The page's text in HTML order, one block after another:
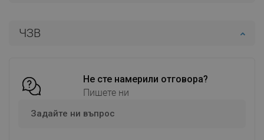
ЧЗВ
Не сте намерили отговора?
Пишете ни
Задайте ни въпрос